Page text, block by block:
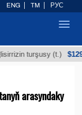
turşusy (t.) $12935,18
arasyndaky
ENG TM РУС